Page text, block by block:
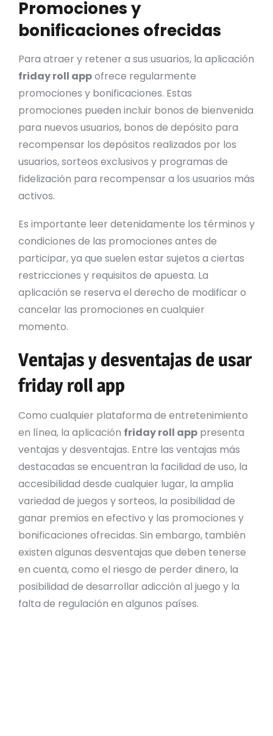
Promociones y
bonificaciones ofrecidas
Para atraer y retener a sus usuarios, la aplicación
friday roll appofrece regularmente
promociones y bonificaciones. Estas
promociones pueden incluir bonos de bienvenida
para nuevos usuarios, bonos de depósito para
recompensar los depósitos realizados por los
usuarios, sorteos exclusivos y programas de
fidelización para recompensar a los usuarios más
activos.
Es importante leer detenidamente los términos y
condiciones de las promociones antes de
participar, ya que suelen estar sujetos a ciertas
restricciones y requisitos de apuesta. La
aplicación se reserva el derecho de modificar o
cancelar las promociones en cualquier
momento.
Ventajas y desventajas de usar
friday roll app
Como cualquier plataforma de entretenimiento
en línea, la aplicación friday roll app presenta
ventajas y desventajas. Entre las ventajas más
destacadas se encuentran la facilidad de uso, la
accesibilidad desde cualquier lugar, la amplia
variedad de juegos y sorteos, la posibilidad de
ganar premios en efectivo y las promociones y
bonificaciones ofrecidas. Sin embargo, también
existen algunas desventajas que deben tenerse
en cuenta, como el riesgo de perder dinero, la
posibilidad de desarrollar adicción al juego y la
falta de regulación en algunos países.